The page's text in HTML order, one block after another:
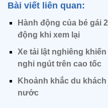
Bài viết liên quan:
Hành động của bé gái
động khi xem lại
Xe tải lật nghiêng
nghi ngút trên cao tốc
Khoảnh khắc du
nước